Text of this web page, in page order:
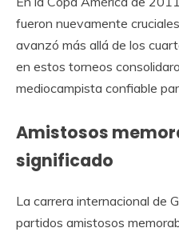
fueron nuevamente
avanzó más allá de los
en estos torneos
mediocampista confiable
Amistosos
significado
La carrera internacional de
partidos amistosos